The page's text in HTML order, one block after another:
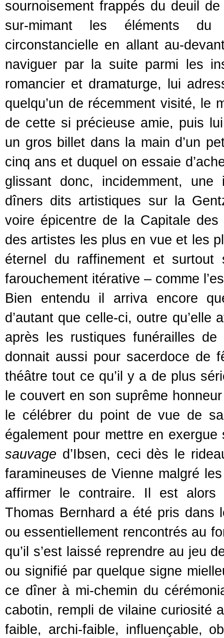
sournoisement frappés du deuil
sur-mimant les éléments du
circonstancielle en allant au-
naviguer par la suite parmi les
romancier et dramaturge, lui
quelqu’un de récemment visité, le
de cette si précieuse amie, puis
un gros billet dans la main d’un
cinq ans et duquel on essaie
glissant donc, incidemment,
dîners dits artistiques sur la
voire épicentre de la Capitale des
des artistes les plus en vue et les
éternel du raffinement et surtout
farouchement itérative – comme
Bien entendu il arriva encore
d’autant que celle-ci, outre
après les rustiques funérailles
donnait aussi pour sacerdoce de
théâtre tout ce qu’il y a de plus
le couvert en son suprême
le célébrer du point de vue de
également pour mettre en
sauvage d’Ibsen, ceci dès le
faramineuses de Vienne malgré
affirmer le contraire. Il est alors
Thomas Bernhard a été pris dans
ou essentiellement rencontrés au
qu’il s’est laissé reprendre au jeu
ou signifié par quelque signe
ce dîner à mi-chemin du
cabotin, rempli de vilaine curiosité
faible, archi-faible, influençable,